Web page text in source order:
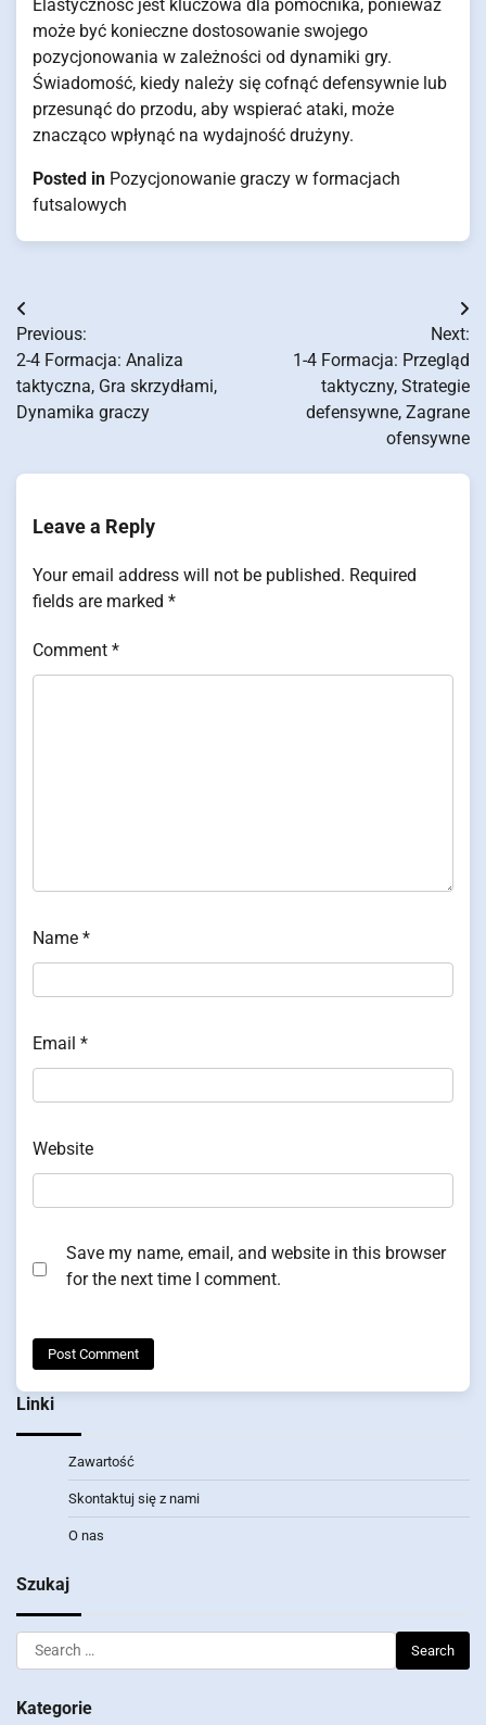
Elastyczność jest kluczowa dla pomocnika, ponieważ
może być konieczne dostosowanie swojego
pozycjonowania w zależności od dynamiki gry.
Świadomość, kiedy należy się cofnąć defensywnie lub
przesunąć do przodu, aby wspierać ataki, może
znacząco wpłynąć na wydajność drużyny.
Posted in Pozycjonowanie graczy w formacjach
futsalowych
Post
navigation
Previous:
2-4 Formacja: Analiza
taktyczna, Gra skrzydłami,
Dynamika graczy
Next:
1-4 Formacja: Przegląd
taktyczny, Strategie
defensywne, Zagrane
ofensywne
Leave a Reply
Your email address will not be published. Required
fields are marked *
Comment *
Name *
Email *
Website
Save my name, email, and website in this browser
for the next time I comment.
Linki
Zawartość
Skontaktuj się z nami
O nas
Szukaj
Search
for:
Kategorie